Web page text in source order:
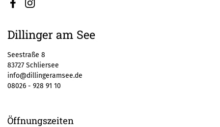
FacebookInstagram
Dillinger am See
Seestraße 8
83727 Schliersee
info@dillingeramsee.de
08026 - 928 91 10
Öffnungszeiten